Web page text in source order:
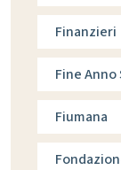
Finanzieri
Fine
Fiumana